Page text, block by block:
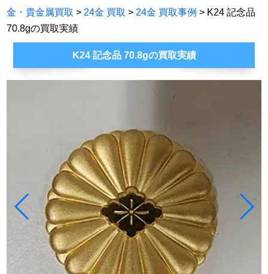
K24 記念品 70.8gの買取実績です。
常に相場限界で手数料無料買取！七福神が金・貴金属製品
金・貴金属買取 > 24金 買取 > 24金 買取事例 > K24 記念品
70.8gの買取実績
K24 記念品 70.8gの買取実績